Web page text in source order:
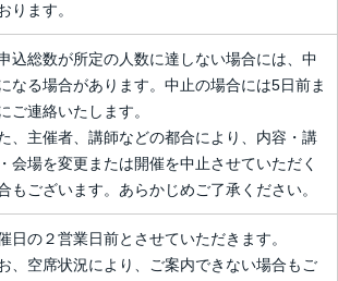
ります。
込総数が所定の人数に達しない場合には、中
なる場合があります。中止の場合には5日前ま
ご連絡いたします。
、主催者、講師などの都合により、内容・講
会場を変更または開催を中止させていただく
もございます。あらかじめご了承ください。
日の２営業日前とさせていただきます。
、空席状況により、ご案内できない場合もご